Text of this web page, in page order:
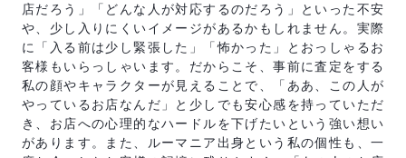
店だろう」「どんな人が対応するのだろう」といった不安
や、少し入りにくいイメージがあるかもしれません。実際
に「入る前は少し緊張した」「怖かった」とおっしゃるお
客様もいらっしゃいます。だからこそ、事前に査定をする
私の顔やキャラクターが見えることで、「ああ、この人が
やっているお店なんだ」と少しでも安心感を持っていただ
き、お店への心理的なハードルを下げたいという強い想い
があります。また、ルーマニア出身という私の個性も、一